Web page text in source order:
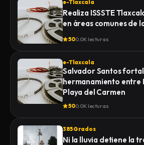
e-Tlaxcala
Realiza ISSSTE
en áreas comunes de
500.0K lecturas
e-Tlaxcala
Salvador Santos
hermanamiento entre
Playa del Carmen
500.0K lecturas
385 Grados
Ni la lluvia detiene la